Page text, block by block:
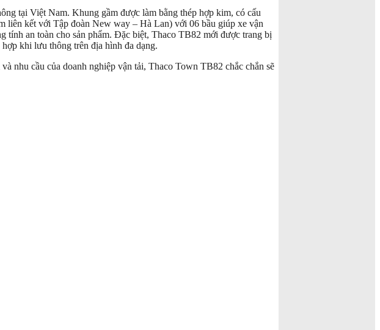
tại Việt Nam. Khung gầm được làm bằng thép hợp kim, có cấu
liên kết với Tập đoàn New way – Hà Lan) với 06 bầu giúp xe vận
tính an toàn cho sản phẩm. Đặc biệt, Thaco TB82 mới được trang bị
khi lưu thông trên địa hình đa dạng.
nhu cầu của doanh nghiệp vận tải, Thaco Town TB82 chắc chắn sẽ